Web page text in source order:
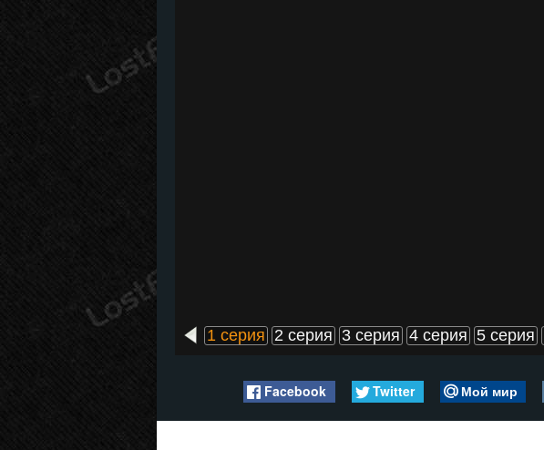
1 серия 2 серия 3 серия 4 серия 5 серия
Facebook Twitter Мой мир